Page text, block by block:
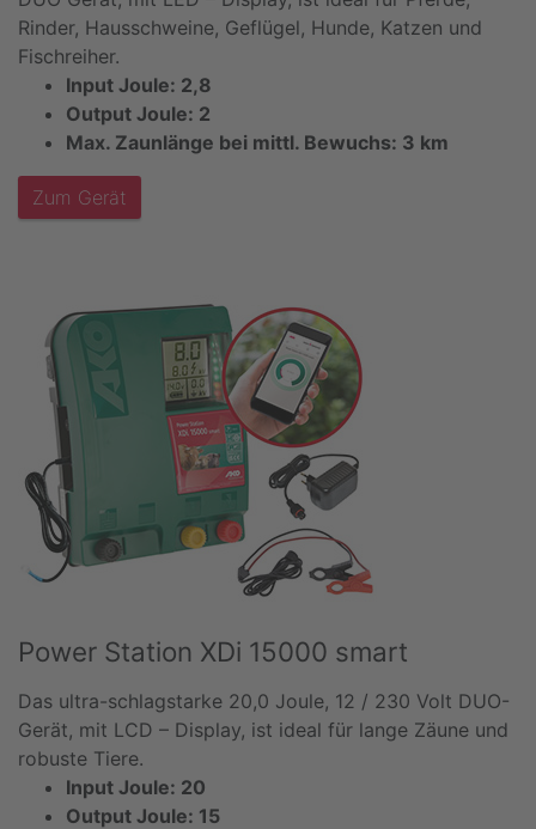
Rinder, Hausschweine, Geflügel, Hunde, Katzen und
Fischreiher.
Input Joule: 2,8
Output Joule: 2
Max. Zaunlänge bei mittl. Bewuchs: 3 km
Zum Gerät
Power Station XDi 15000 smart
Das ultra-schlagstarke 20,0 Joule, 12 / 230 Volt DUO-
Gerät, mit LCD – Display, ist ideal für lange Zäune und
robuste Tiere.
Input Joule: 20
Output Joule: 15